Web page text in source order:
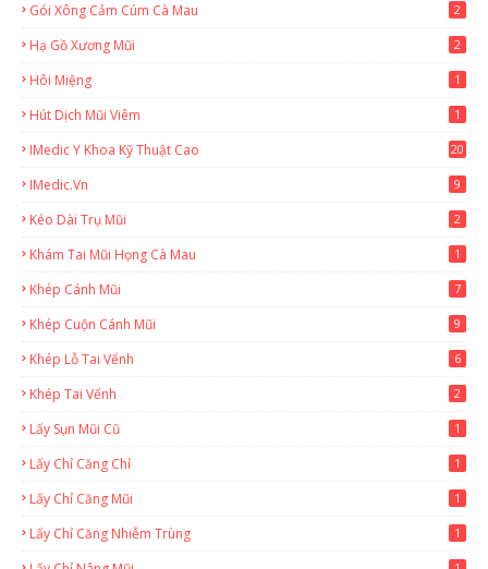
Gói Xông Cảm Cúm Cà Mau 2
Hạ Gồ Xương Mũi 2
Hôi Miệng 1
Hút Dịch Mũi Viêm 1
IMedic Y Khoa Kỹ Thuật Cao
20
IMedic.vn 9
Kéo Dài Trụ Mũi 2
Khám Tai Mũi Họng Cà Mau 1
Khép Cánh Mũi 7
Khép Cuộn Cánh Mũi 9
Khép Lỗ Tai Vểnh 6
Khép Tai Vểnh 2
Lấy Sụn Mũi Cũ 1
Lấy Chỉ Căng Chỉ 1
Lấy Chỉ Căng Mũi 1
Lấy Chỉ Căng Nhiễm Trùng 1